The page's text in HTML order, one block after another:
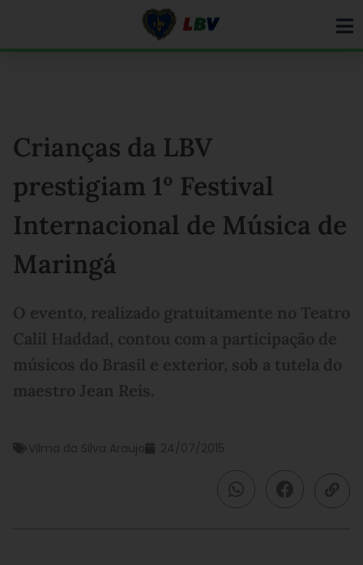
Crianças da LBV
prestigiam 1º Festival
Internacional de Música de
Maringá
O evento, realizado gratuitamente no Teatro
Calil Haddad, contou com a participação de
músicos do Brasil e exterior, sob a tutela do
maestro Jean Reis.
Vilma da Silva Araujo 24/07/2015